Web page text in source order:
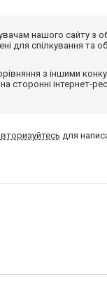
нашого сайту з
для спілкування та
з іншими
сторонні інтернет-
для